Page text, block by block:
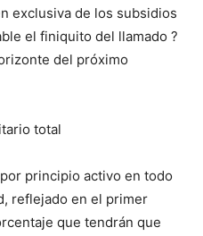
exclusiva de los subsidios
el finiquito del llamado ?
del próximo
total
principio activo en todo
reflejado en el primer
que tendrán que